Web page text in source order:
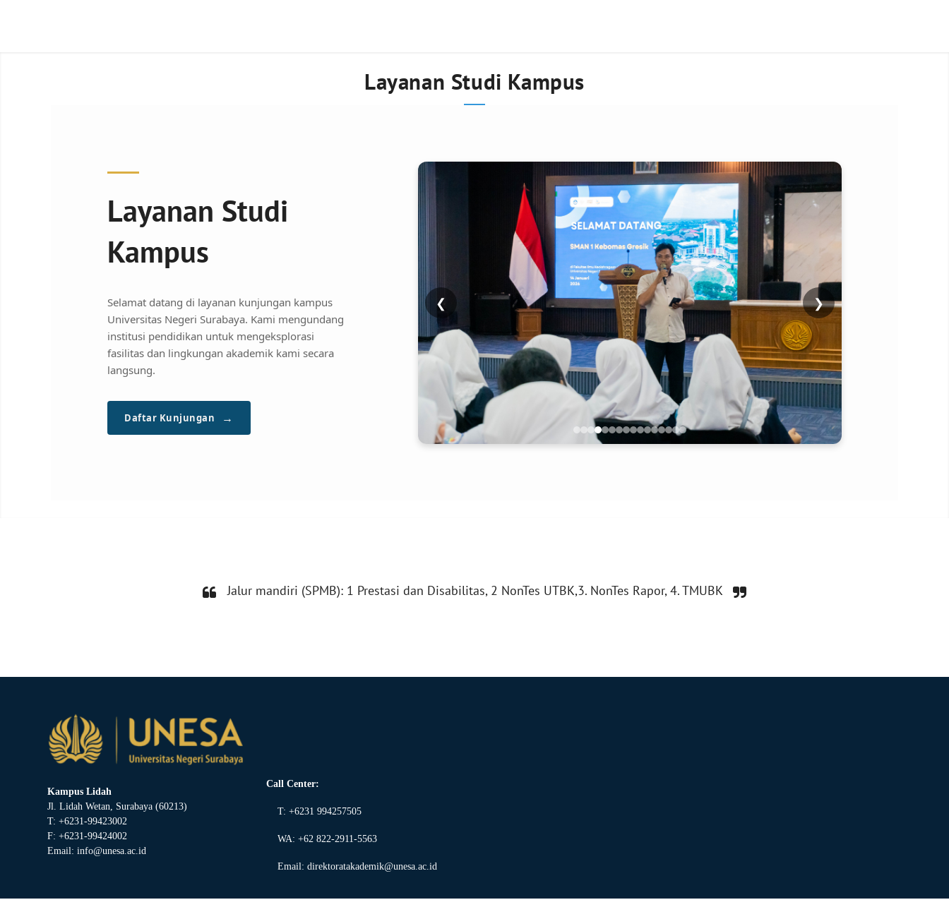
Layanan Studi Kampus
Layanan Studi
Kampus
Selamat datang di layanan kunjungan kampus
Universitas Negeri Surabaya. Kami mengundang
institusi pendidikan untuk mengeksplorasi
fasilitas dan lingkungan akademik kami secara
langsung.
Daftar Kunjungan →
❮ ❯
Jalur mandiri (SPMB): 1 Prestasi dan Disabilitas, 2 NonTes UTBK,3. NonTes Rapor, 4. TMUBK
Kampus Lidah
Jl. Lidah Wetan, Surabaya (60213)
T: +6231-99423002
F: +6231-99424002
Email: info@unesa.ac.id
Call Center:
T: +6231 994257505
WA: +62 822-2911-5563
Email: direktoratakademik@unesa.ac.id